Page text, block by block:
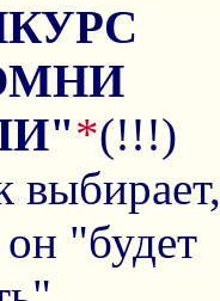
*(!!!)
выбирает,
"будет